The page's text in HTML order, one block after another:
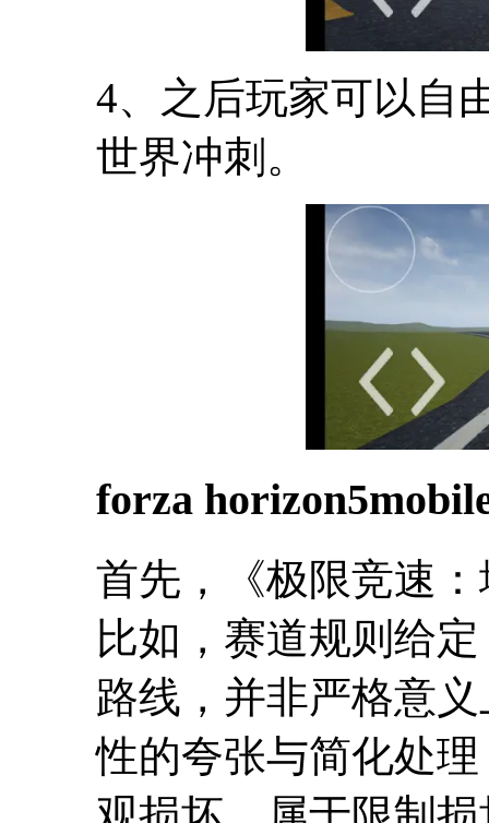
4、之后玩家可以自
世界冲刺。
forza
首先，《极限竞速
比如，赛道规则给
路线，并非严格意
性的夸张与简化处